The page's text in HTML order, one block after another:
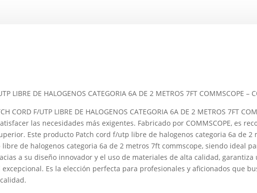
LIBRE DE HALOGENOS CATEGORIA 6A DE 2 METROS 7FT COMMSCOPE –
CORD F/UTP LIBRE DE HALOGENOS CATEGORIA 6A DE 2 METROS 7FT
las necesidades más exigentes. Fabricado por COMMSCOPE, es
Este producto Patch cord f/utp libre de halogenos categoria 6a de 2
de halogenos categoria 6a de 2 metros 7ft commscope, siendo ideal
a su diseño innovador y el uso de materiales de alta calidad,
Es la elección perfecta para profesionales y aficionados que